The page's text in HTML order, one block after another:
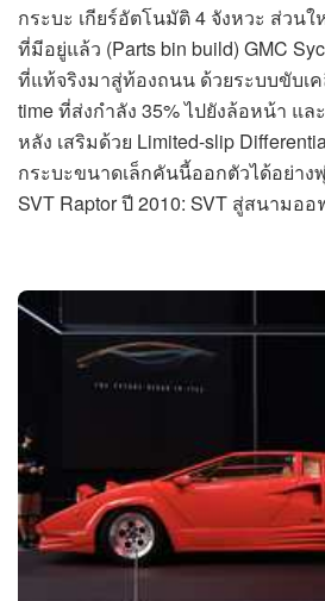
กระบะ เกียร์อัตโนมัติ 4 จังหวะ ส่วน
ที่มีอยู่แล้ว (Parts bin build) GMC
ที่แท้จริงมาสู่ท้องถนน ด้วยระบบขับเ
time ที่ส่งกำลัง 35% ไปยังล้อหน้า แล
หลัง เสริมด้วย Limited-slip
กระบะขนาดเล็กคันนี้ออกตัวได้อย่าง
SVT Raptor ปี 2010: SVT สู่สนามออ